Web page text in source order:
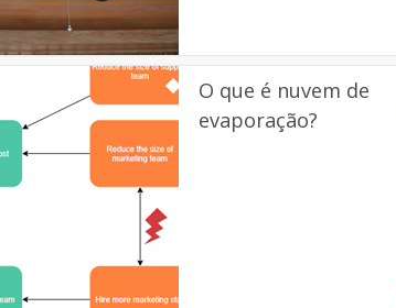
O que é nuvem de
evaporação?